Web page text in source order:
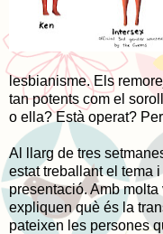
lesbianisme. Els
tan potents com el
o ella? Està operat?
Al llarg de tres
estat treballant el tema
presentació. Amb
expliquen què és la
pateixen les persones